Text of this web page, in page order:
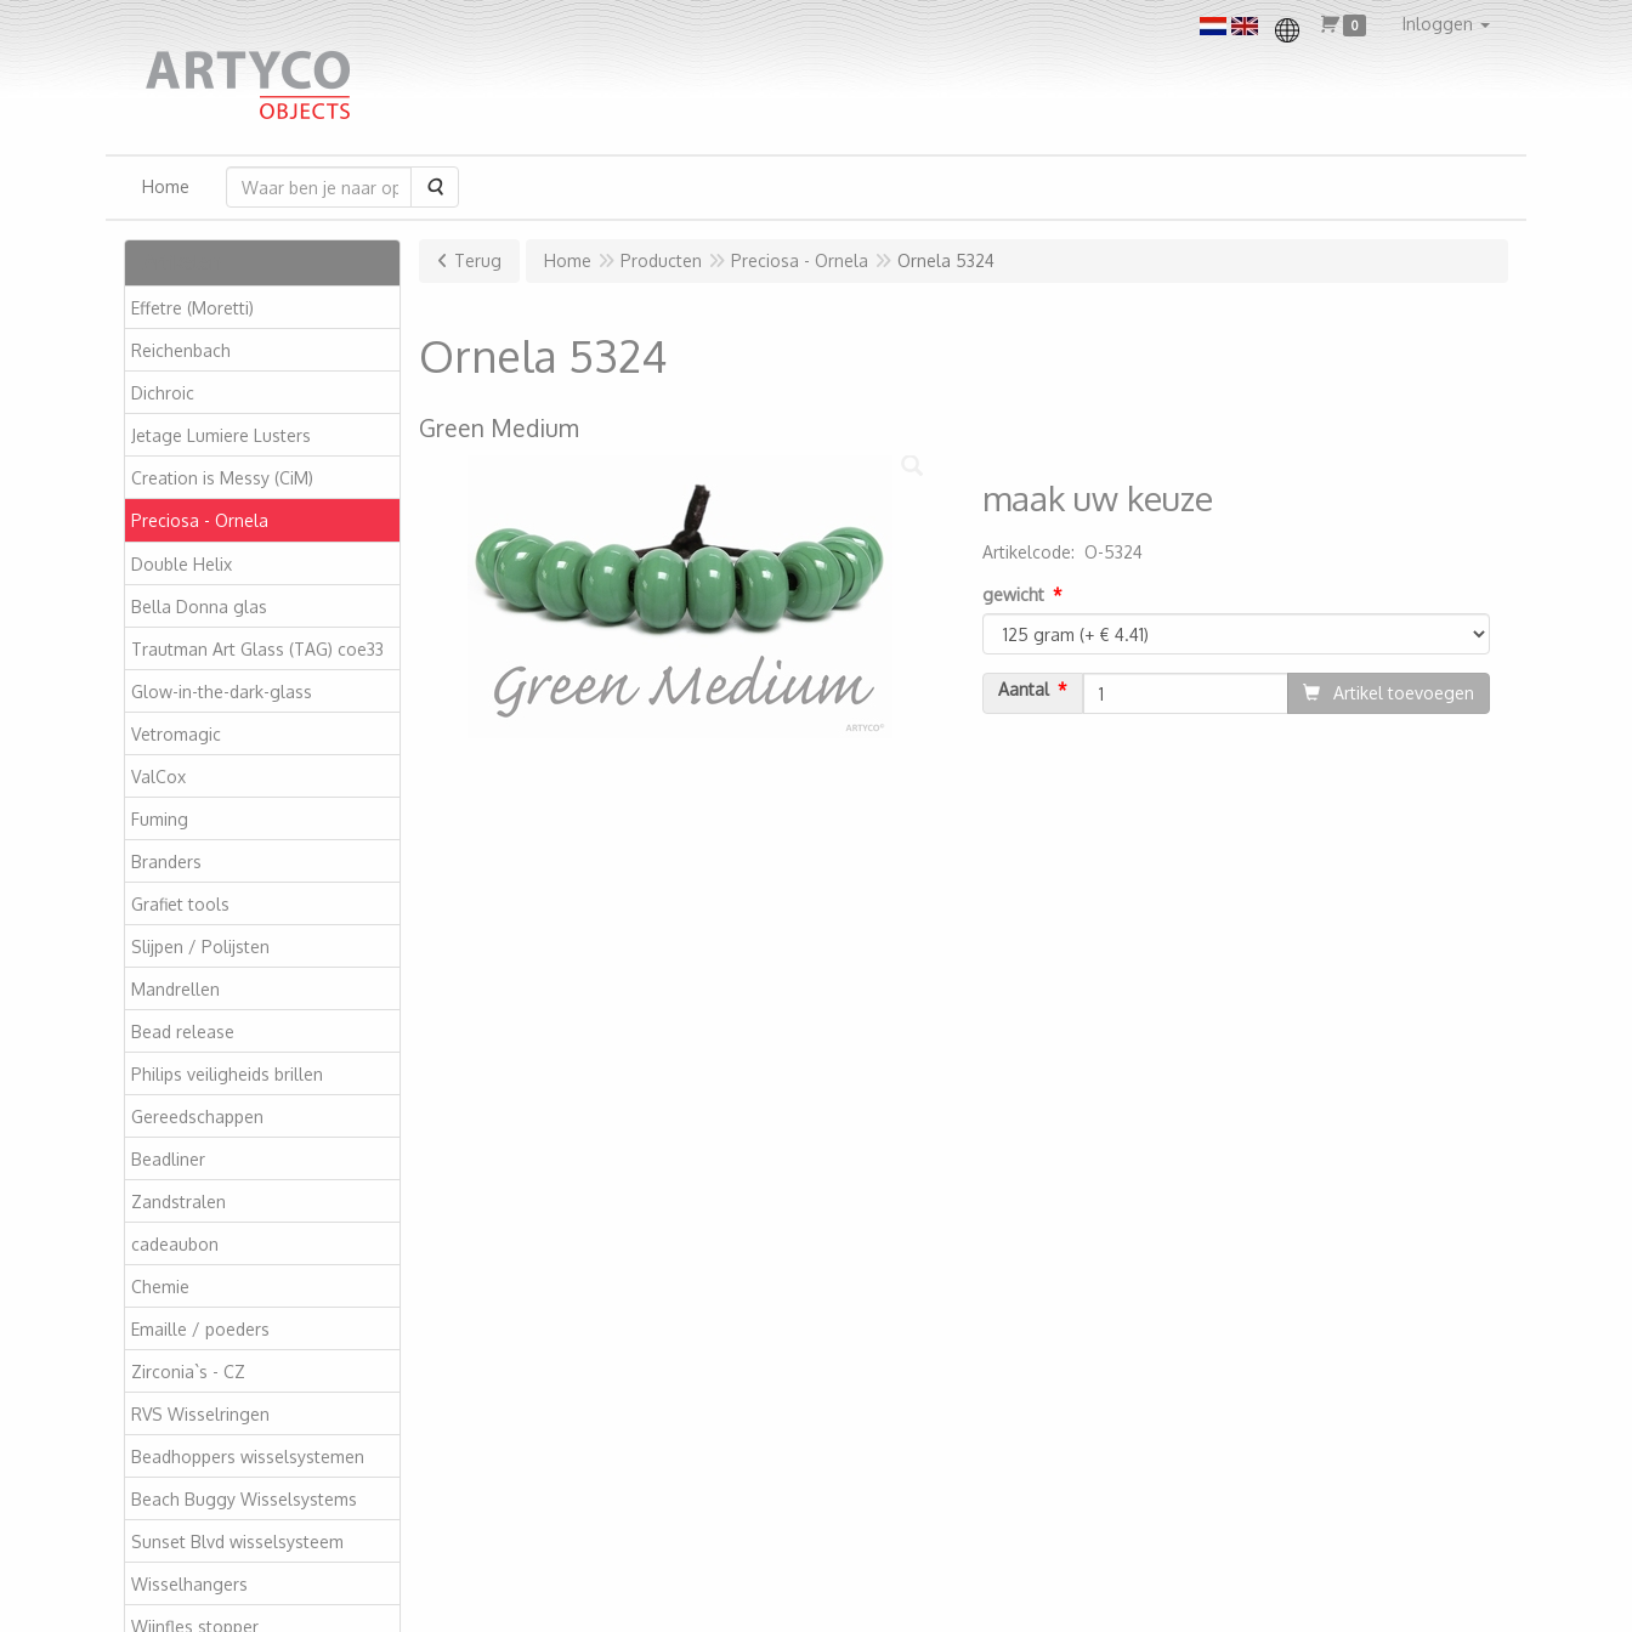
0 Inloggen
Home Zoeken
Effetre (Moretti)
Reichenbach
Dichroic
Jetage Lumiere Lusters
Creation is Messy (CiM)
Preciosa - Ornela
Double Helix
Bella Donna glas
Trautman Art Glass (TAG) coe33
Glow-in-the-dark-glass
Vetromagic
ValCox
Fuming
Branders
Grafiet tools
Slijpen / Polijsten
Mandrellen
Bead release
Philips veiligheids brillen
Gereedschappen
Beadliner
Zandstralen
cadeaubon
Chemie
Emaille / poeders
Zirconia`s - CZ
RVS Wisselringen
Beadhoppers wisselsystemen
Beach Buggy Wisselsystems
Sunset Blvd wisselsysteem
Wisselhangers
Wijnfles stopper
Terug Home Producten Preciosa - Ornela Ornela 5324
Ornela 5324
Green Medium
maak uw keuze
Artikelcode: O-5324
gewicht
Aantal Artikel toevoegen